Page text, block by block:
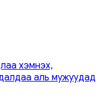
хэмнэх,
аль мужуудад